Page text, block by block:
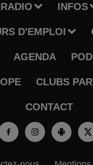
RADIO INFOS
D'EMPLOI
AGENDA
CLUBS
CONTACT